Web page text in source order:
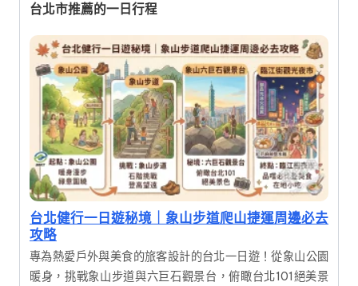
台北市推薦的一日行程
台北健行一日遊秘境｜象山步道爬山捷運周邊必去
攻略
專為熱愛戶外與美食的旅客設計的台北一日遊！從象山公園
暖身，挑戰象山步道與六巨石觀景台，俯瞰台北101絕美景